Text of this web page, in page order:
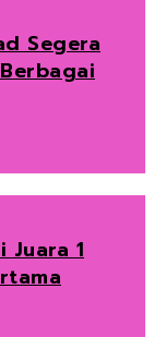
Segera
Juara 1